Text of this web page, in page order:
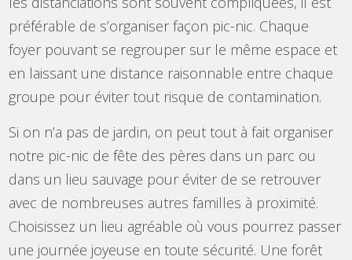
préférable de s’organiser façon pic-nic. Chaque
foyer pouvant se regrouper sur le même espace et
en laissant une distance raisonnable entre chaque
groupe pour éviter tout risque de contamination.
Si on n’a pas de jardin, on peut tout à fait organiser
notre pic-nic de fête des pères dans un parc ou
dans un lieu sauvage pour éviter de se retrouver
avec de nombreuses autres familles à proximité.
Choisissez un lieu agréable où vous pourrez passer
une journée joyeuse en toute sécurité. Une forêt